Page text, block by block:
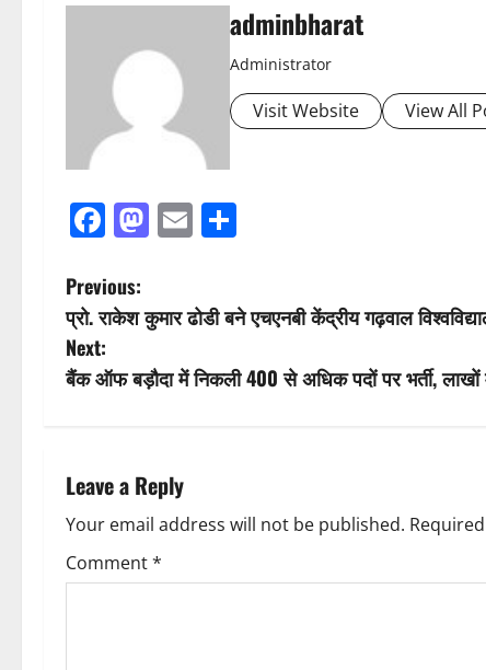
adminbharat
Administrator
Visit Website View All
Facebook
Mastodon
Email
P
o
s
n
a
v
Previous:
प्रो. राकेश कुमार ढोडी बने एचएनबी केंद्रीय गढ़वाल
Next:
बैंक ऑफ बड़ौदा में निकली 400 से अधिक पदों पर भर्ती,
Leave a Reply
Your email address will not be published.
Comment*